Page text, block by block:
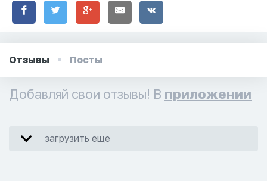
Отзывы Посты
Добавляй свои отзывы! В приложении
загрузить еще